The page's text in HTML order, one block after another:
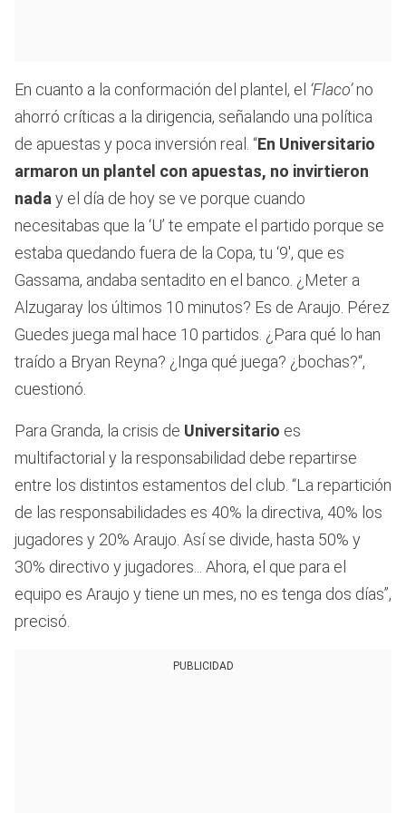
En cuanto a la conformación del plantel, el ‘Flaco’no
ahorró críticas a la dirigencia, señalando una política
de apuestas y poca inversión real. “En Universitario
armaron un plantel con apuestas, no invirtieron
nada y el día de hoy se ve porque cuando
necesitabas que la ‘U’ te empate el partido porque se
estaba quedando fuera de la Copa, tu ‘9′, que es
Gassama, andaba sentadito en el banco. ¿Meter a
Alzugaray los últimos 10 minutos? Es de Araujo. Pérez
Guedes juega mal hace 10 partidos. ¿Para qué lo han
traído a Bryan Reyna? ¿Inga qué juega? ¿bochas?“,
cuestionó.
Para Granda, la crisis de Universitario es
multifactorial y la responsabilidad debe repartirse
entre los distintos estamentos del club. “La repartición
de las responsabilidades es 40% la directiva, 40% los
jugadores y 20% Araujo. Así se divide, hasta 50% y
30% directivo y jugadores... Ahora, el que para el
equipo es Araujo y tiene un mes, no es tenga dos días”,
precisó.
PUBLICIDAD